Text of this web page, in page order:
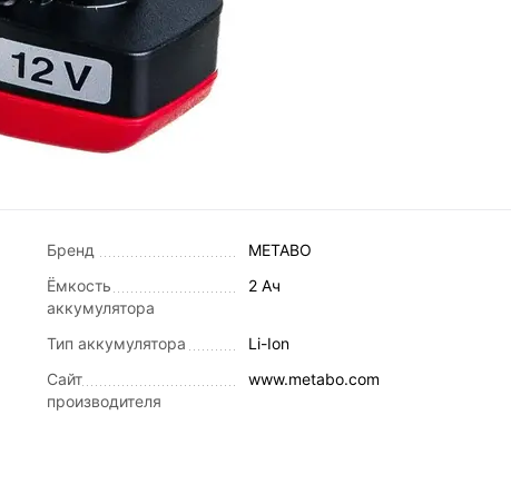
Бренд
METABO
Ёмкость
аккумулятора
2 Ач
Тип аккумулятора
Li-Ion
Сайт
производителя
www.metabo.com